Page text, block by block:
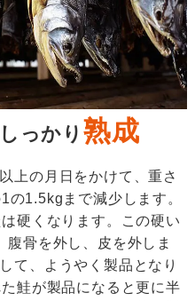
っかり熟成
上の月日をかけて、重さ
の1.5kgまで減少します。
硬くなります。この硬い
骨を外し、皮を外しま
て、ようやく製品となり
鮭が製品になると更に半